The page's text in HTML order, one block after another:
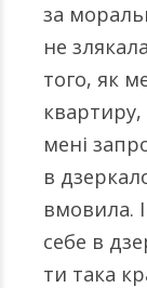
за
не
того, як
мені
в
вмовила.
себе в
ти така